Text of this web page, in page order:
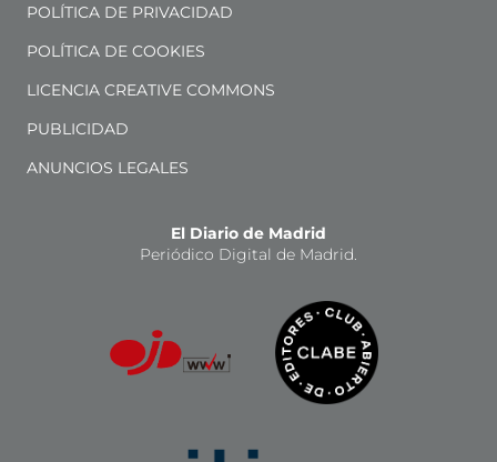
POLÍTICA DE PRIVACIDAD
POLÍTICA DE COOKIES
LICENCIA CREATIVE COMMONS
PUBLICIDAD
ANUNCIOS LEGALES
El Diario de Madrid
Periódico Digital de Madrid.